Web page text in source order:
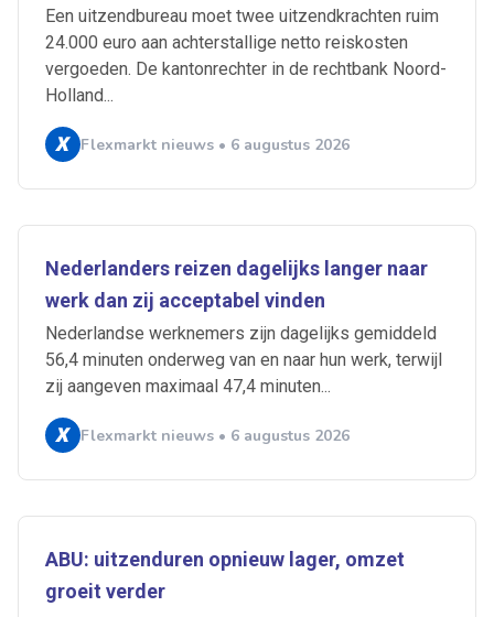
Een uitzendbureau moet twee uitzendkrachten ruim
24.000 euro aan achterstallige netto reiskosten
vergoeden. De kantonrechter in de rechtbank Noord-
Holland...
Flexmarkt nieuws • 6 augustus 2026
Nederlanders reizen dagelijks langer naar
werk dan zij acceptabel vinden
Nederlandse werknemers zijn dagelijks gemiddeld
56,4 minuten onderweg van en naar hun werk, terwijl
zij aangeven maximaal 47,4 minuten...
Flexmarkt nieuws • 6 augustus 2026
ABU: uitzenduren opnieuw lager, omzet
groeit verder